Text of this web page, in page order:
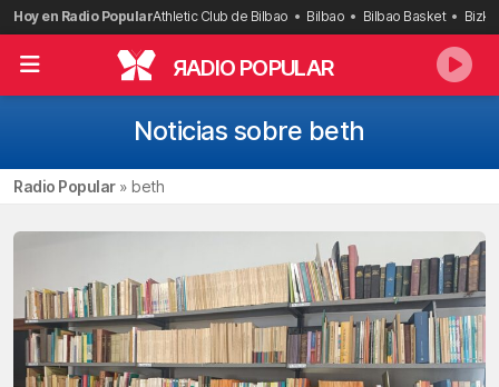
Saltar
al
contenido
Hoy en Radio PopularAthletic Club de Bilbao Bilbao Bilbao Basket
RADIO POPULAR
Noticias sobre beth
Radio Popular» beth